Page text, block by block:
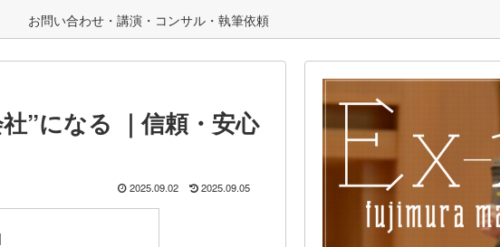
お問い合わせ・講演・コンサル・執筆依頼
”になる ｜信頼・安心
2025.09.02 2025.09.05